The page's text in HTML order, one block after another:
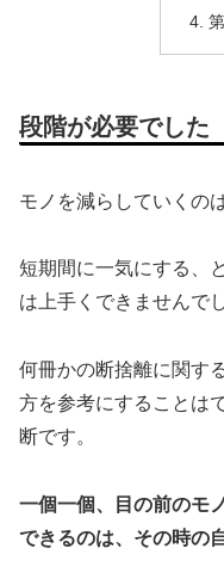
段階が必要でした
モノを減らしていくの
短期間に一気にする、
は上手くできませんで
何冊かの断捨離に関す
方を参考にすることは
断です。
一個一個、目の前のモ
できるのは、その時の